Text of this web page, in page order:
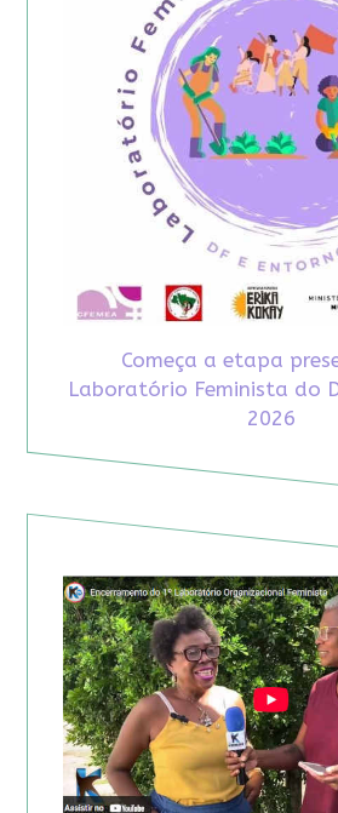
Começa a etapa
Laboratório Feminista do
2026